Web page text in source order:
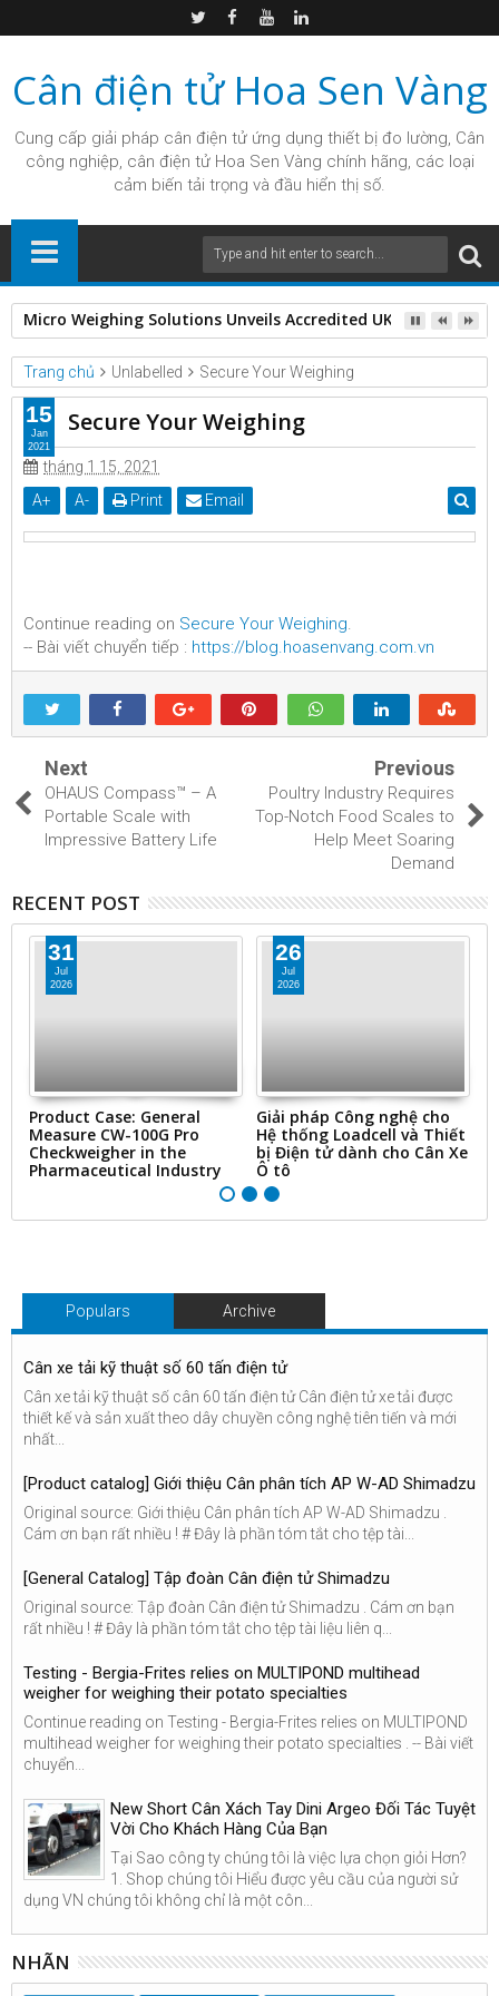
Cân điện tử Hoa Sen Vàng
Cung cấp giải pháp cân điện tử ứng dụng thiết bị đo lường, Cân
công nghiệp, cân điện tử Hoa Sen Vàng chính hãng, các loại
cảm biến tải trọng và đầu hiển thị số.
Micro Weighing Solutions Unveils Accredited UKAS ISO
Trang chủ Unlabelled Secure Your Weighing
Secure Your Weighing
tháng 1 15, 2021
A+ A- Print Email
Continue reading on Secure Your Weighing.
-- Bài viết chuyển tiếp : https://blog.hoasenvang.com.vn
15
Jan
2021
Next
OHAUS Compass™ – A
Portable Scale with
Impressive Battery Life
Previous
Poultry Industry Requires
Top-Notch Food Scales to
Help Meet Soaring
Demand
RECENT POST
31
Jul
2026
Product Case: General
Measure CW-100G Pro
Checkweigher in the
Pharmaceutical Industry
26
Jul
2026
Giải pháp Công nghệ cho
Hệ thống Loadcell và Thiết
bị Điện tử dành cho Cân Xe
Ô tô
Populars Archive
Cân xe tải kỹ thuật số 60 tấn điện tử
Cân xe tải kỹ thuật số cân 60 tấn điện tử Cân điện tử xe tải được
thiết kế và sản xuất theo dây chuyền công nghệ tiên tiến và mới
nhất...
[Product catalog] Giới thiệu Cân phân tích AP W-AD Shimadzu
Original source: Giới thiệu Cân phân tích AP W-AD Shimadzu .
Cám ơn bạn rất nhiều ! # Đây là phần tóm tắt cho tệp tài...
[General Catalog] Tập đoàn Cân điện tử Shimadzu
Original source: Tập đoàn Cân điện tử Shimadzu . Cám ơn bạn
rất nhiều ! # Đây là phần tóm tắt cho tệp tài liệu liên q...
Testing - Bergia-Frites relies on MULTIPOND multihead
weigher for weighing their potato specialties
Continue reading on Testing - Bergia-Frites relies on MULTIPOND
multihead weigher for weighing their potato specialties . -- Bài viết
chuyển...
New Short Cân Xách Tay Dini Argeo Đối Tác Tuyệt
Vời Cho Khách Hàng Của Bạn
Tại Sao công ty chúng tôi là việc lựa chọn giỏi Hơn?
1. Shop chúng tôi Hiểu được yêu cầu của người sử
dụng VN chúng tôi không chỉ là một côn...
NHÃN